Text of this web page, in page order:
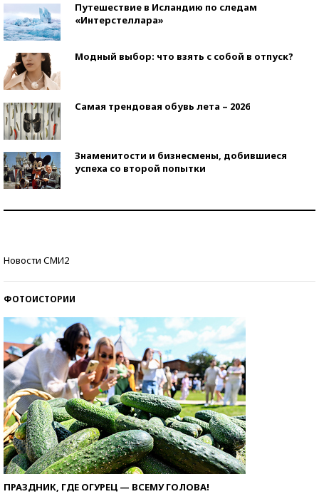
Путешествие в Исландию по следам
«Интерстеллара»
Модный выбор: что взять с собой в отпуск?
Самая трендовая обувь лета – 2026
Знаменитости и бизнесмены, добившиеся
успеха со второй попытки
Новости СМИ2
ФОТОИСТОРИИ
ПРАЗДНИК, ГДЕ ОГУРЕЦ — ВСЕМУ ГОЛОВА!